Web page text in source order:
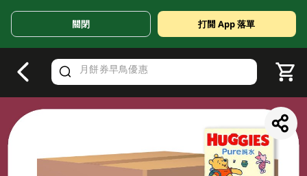
Valid Until 30 June 2026
關閉 打開 App 落單